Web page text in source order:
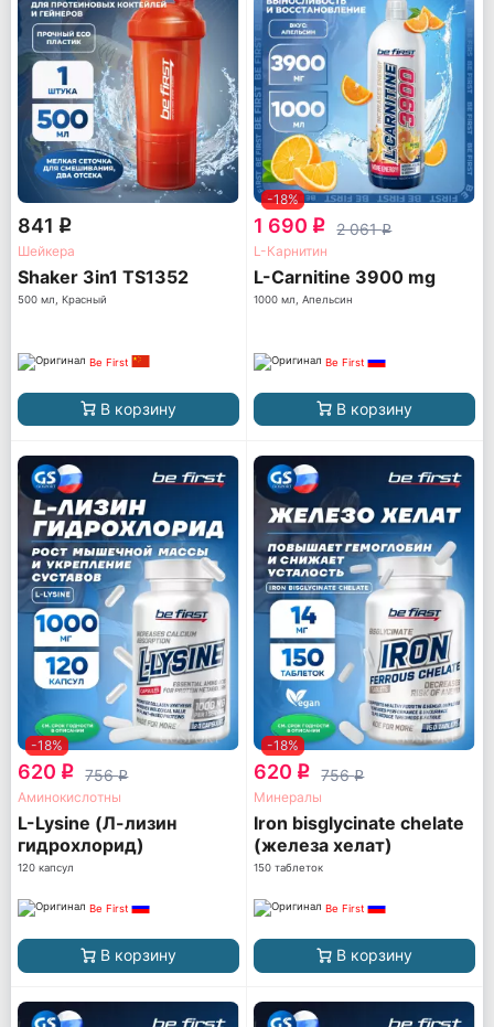
841 q
Шейкера
Shaker 3in1 TS1352
500 мл, Красный
Be First
В корзину
-18%
1 690 q 2 061q
L-Карнитин
L-Carnitine 3900 mg
1000 мл, Апельсин
Be First
В корзину
-18%
620 q 756q
Аминокислотны
L-Lysine (Л-лизин
гидрохлорид)
120 капсул
Be First
В корзину
-18%
620 q 756q
Минералы
Iron bisglycinate chelate
(железа хелат)
150 таблеток
Be First
В корзину